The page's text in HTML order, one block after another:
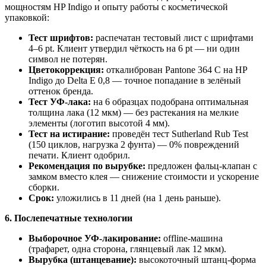
мощностям HP Indigo и опыту работы с косметической
упаковкой:
Тест шрифтов: распечатан тестовый лист с шрифтами
4–6 pt. Клиент утвердил чёткость на 6 pt — ни один
символ не потерян.
Цветокоррекция: откалиброван Pantone 364 C на HP
Indigo до Delta E 0,8 — точное попадание в зелёный
оттенок бренда.
Тест УФ-лака: на 6 образцах подобрана оптимальная
толщина лака (12 мкм) — без растекания на мелкие
элементы (логотип высотой 4 мм).
Тест на истирание: проведён тест Sutherland Rub Test
(150 циклов, нагрузка 2 фунта) — 0% повреждений
печати. Клиент одобрил.
Рекомендация по вырубке: предложен фальц-клапан с
замком вместо клея — снижение стоимости и ускорение
сборки.
Срок: уложились в 11 дней (на 1 день раньше).
6. Послепечатные технологии
Выборочное УФ-лакирование: offline-машина
(трафарет, одна сторона, глянцевый лак 12 мкм).
Вырубка (штанцевание): высокоточный штанц-форма